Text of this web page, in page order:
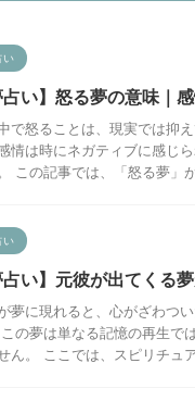
い
占い】怒る夢の意味｜
で怒ることは、現実では抑
情は時にネガティブに感じ
この記事では、「怒る夢」
い
占い】元彼が出てくる
夢に現れると、心がざわつ
の夢は単なる記憶の再生で
ん。 ここでは、スピリチュ